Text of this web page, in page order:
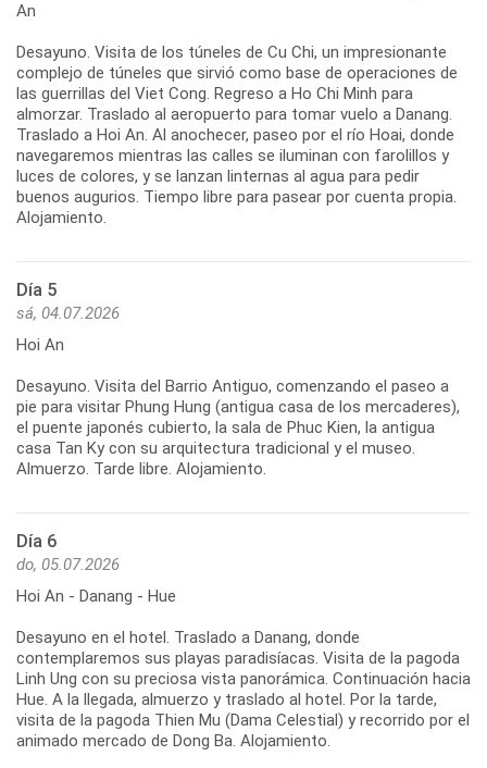
An
Desayuno. Visita de los túneles de Cu Chi, un impresionante
complejo de túneles que sirvió como base de operaciones de
las guerrillas del Viet Cong. Regreso a Ho Chi Minh para
almorzar. Traslado al aeropuerto para tomar vuelo a Danang.
Traslado a Hoi An. Al anochecer, paseo por el río Hoai, donde
navegaremos mientras las calles se iluminan con farolillos y
luces de colores, y se lanzan linternas al agua para pedir
buenos augurios. Tiempo libre para pasear por cuenta propia.
Día 5
sá, 04.07.2026
Hoi An
Desayuno. Visita del Barrio Antiguo, comenzando el paseo a
pie para visitar Phung Hung (antigua casa de los mercaderes),
el puente japonés cubierto, la sala de Phuc Kien, la antigua
casa Tan Ky con su arquitectura tradicional y el museo.
Día 6
do, 05.07.2026
Hoi An - Danang - Hue
Desayuno en el hotel. Traslado a Danang, donde
contemplaremos sus playas paradisíacas. Visita de la pagoda
Linh Ung con su preciosa vista panorámica. Continuación hacia
Hue. A la llegada, almuerzo y traslado al hotel. Por la tarde,
visita de la pagoda Thien Mu (Dama Celestial) y recorrido por el